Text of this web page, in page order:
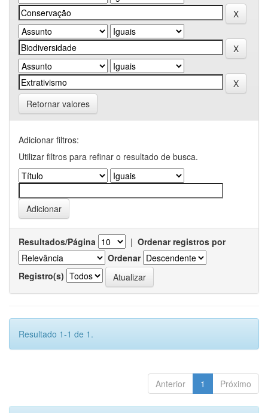
Retornar valores
Adicionar filtros:
Utilizar filtros para refinar o resultado de busca.
Resultados/Página | Ordenar registros por
Ordenar
Registro(s)
Resultado 1-1 de 1.
Anterior 1 Próximo